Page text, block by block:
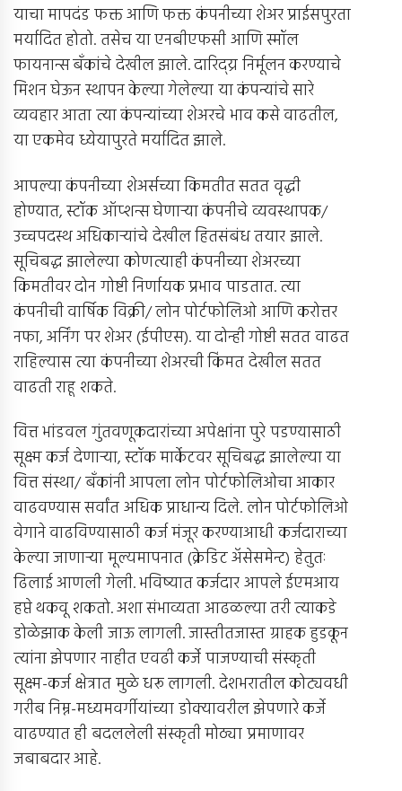
याचा मापदंड फक्त आणि फक्त कंपनीच्या शेअर प्राईसपुरता
मर्यादित होतो. तसेच या एनबीएफसी आणि स्मॉल
फायनान्स बँकांचे देखील झाले. दारिद्य्र निर्मूलन करण्याचे
मिशन घेऊन स्थापन केल्या गेलेल्या या कंपन्यांचे सारे
व्यवहार आता त्या कंपन्यांच्या शेअरचे भाव कसे वाढतील,
या एकमेव ध्येयापुरते मर्यादित झाले.
आपल्या कंपनीच्या शेअर्सच्या किमतीत सतत वृद्धी
होण्यात, स्टॉक ऑप्शन्स घेणार्‍या कंपनीचे व्यवस्थापक/
उच्चपदस्थ अधिकार्‍यांचे देखील हितसंबंध तयार झाले.
सूचिबद्ध झालेल्या कोणत्याही कंपनीच्या शेअरच्या
किमतीवर दोन गोष्टी निर्णायक प्रभाव पाडतात. त्या
कंपनीची वार्षिक विक्री/ लोन पोर्टफोलिओ आणि करोत्तर
नफा, अर्निंग पर शेअर (ईपीएस). या दोन्ही गोष्टी सतत वाढत
राहिल्यास त्या कंपनीच्या शेअरची किंमत देखील सतत
वाढती राहू शकते.
वित्त भांडवल गुंतवणूकदारांच्या अपेक्षांना पुरे पडण्यासाठी
सूक्ष्म कर्ज देणार्‍या, स्टॉक मार्केटवर सूचिबद्ध झालेल्या या
वित्त संस्था/ बँकांनी आपला लोन पोर्टफोलिओचा आकार
वाढवण्यास सर्वांत अधिक प्राधान्य दिले. लोन पोर्टफोलिओ
वेगाने वाढविण्यासाठी कर्ज मंजूर करण्याआधी कर्जदाराच्या
केल्या जाणार्‍या मूल्यमापनात (क्रेडिट अ‍ॅसेसमेन्ट) हेतुतः
ढिलाई आणली गेली. भविष्यात कर्जदार आपले ईएमआय
हप्ते थकवू शकतो. अशा संभाव्यता आढळल्या तरी त्याकडे
डोळेझाक केली जाऊ लागली. जास्तीतजास्त ग्राहक हुडकून
त्यांना झेपणार नाहीत एवढी कर्जे पाजण्याची संस्कृती
सूक्ष्म-कर्ज क्षेत्रात मुळे धरू लागली. देशभरातील कोट्यवधी
गरीब निम्न-मध्यमवर्गीयांच्या डोक्यावरील झेपणारे कर्जे
वाढण्यात ही बदललेली संस्कृती मोठ्या प्रमाणावर
जबाबदार आहे.